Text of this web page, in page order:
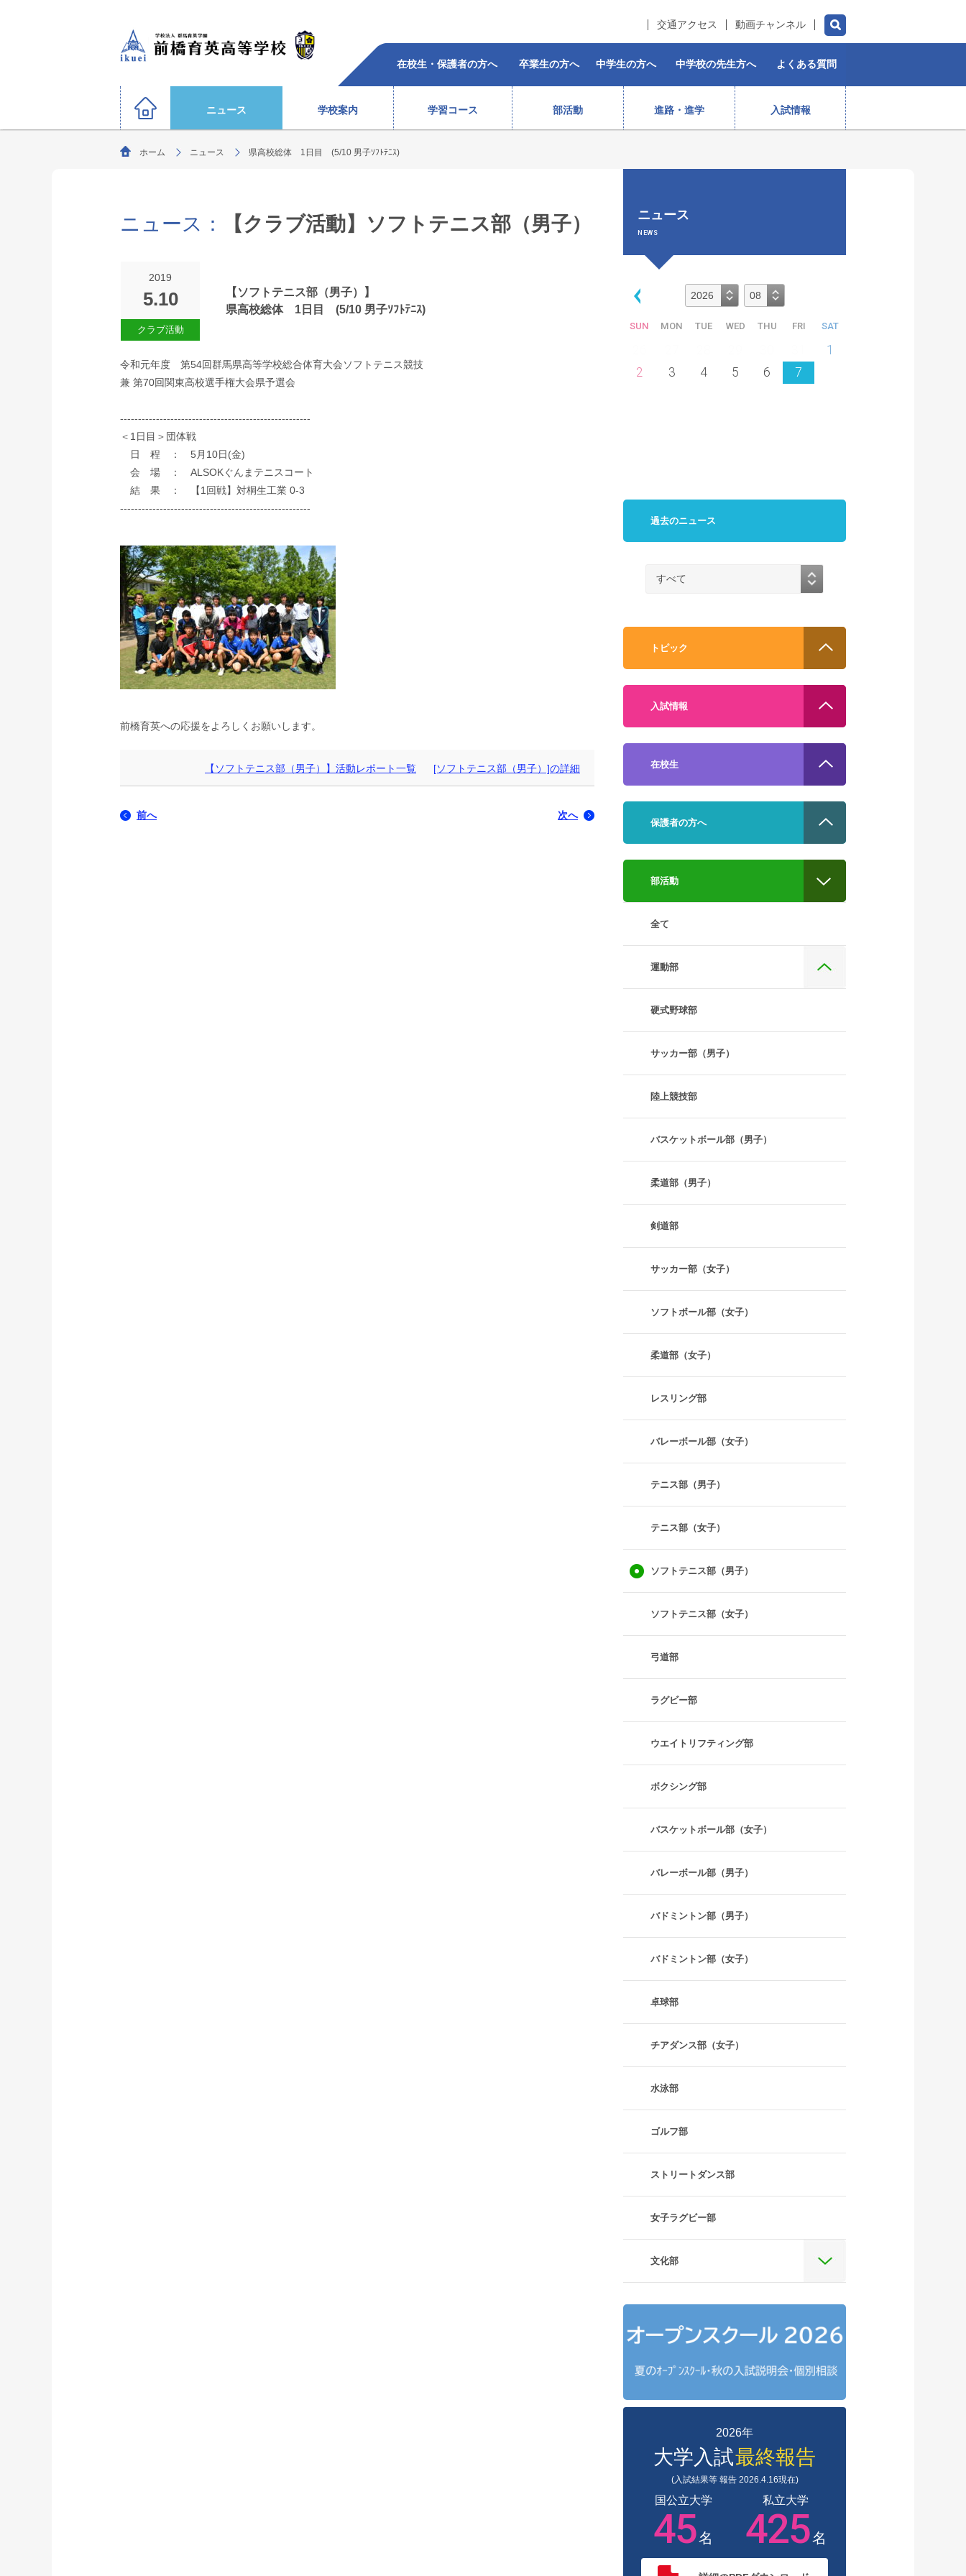
交通アクセス 動画チャンネル
在校生・保護者の方へ 卒業生の方へ 中学生の方へ 中学校の先生方へ よくある質問
ニュース 学校案内 学習コース 部活動 進路・進学 入試情報
ごあいさつ 教育理念・生徒心得 校歌・沿革 教育体系 施設紹介
進路指導 サポート体制 費用(入学前・授業料等) 出身生徒データ
特別進学コース
（選抜クラス・特進クラス）
総合進学コース 保育コース
バスケットボール部（男子）
テニス部（男子） バスケットボール部（女子）
柔道部（男子）
テニス部（女子） バレーボール部（男子）
ソフトボール部（女子）
弓道部
部活動方針
オープンスクール
ホーム ニュース 県高校総体 1日目 (5/10 男子ｿﾌﾄﾃﾆｽ)
ニュース： 【クラブ活動】ソフトテニス部（男子）
2019
5.10
【ソフトテニス部（男子）】
県高校総体 1日目 (5/10 男子ｿﾌﾄﾃﾆｽ)
令和元年度 第54回群馬県高等学校総合体育大会ソフトテニス競技
兼 第70回関東高校選手権大会県予選会
-----------------------------------------------------
＜1日目＞団体戦
日 程 ： 5月10日(金)
会 場 ： ALSOKぐんまテニスコート
結 果 ： 【1回戦】対桐生工業 0-3
-----------------------------------------------------
前橋育英への応援をよろしくお願いします。
【ソフトテニス部（男子）】活動レポート一覧 [ソフトテニス部（男子）]の詳細
前へ 次へ
ニュース
NEWS
SUN MON TUE WED THU FRI SAT
1
2
3 4 5 6 7
過去のニュース
トピック
入試情報
在校生
保護者の方へ
部活動
全て
運動部
硬式野球部
サッカー部（男子）
陸上競技部
バスケットボール部（男子）
柔道部（男子）
剣道部
サッカー部（女子）
ソフトボール部（女子）
柔道部（女子）
レスリング部
バレーボール部（女子）
テニス部（男子）
テニス部（女子）
ソフトテニス部（男子）
ソフトテニス部（女子）
弓道部
ラグビー部
ウエイトリフティング部
ボクシング部
バスケットボール部（女子）
バレーボール部（男子）
バドミントン部（男子）
バドミントン部（女子）
卓球部
チアダンス部（女子）
水泳部
ゴルフ部
ストリートダンス部
女子ラグビー部
文化部
2026年
大学入試最終報告
(入試結果等 報告 2026.4.16現在)
国公立大学 私立大学
45名 425名